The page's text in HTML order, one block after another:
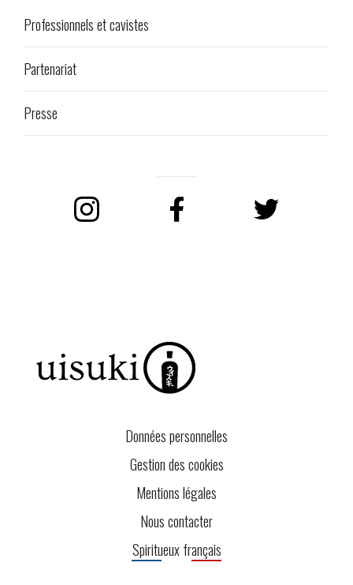
Professionnels et cavistes
Partenariat
Presse
Données personnelles
Gestion des cookies
Mentions légales
Nous contacter
Spiritueux français